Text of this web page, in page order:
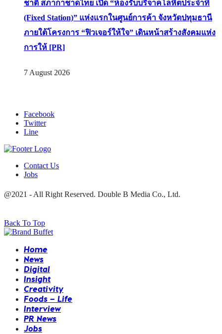
ชาติ สภากาชาดไทย เปิด “ห้องรับบริจาคโลหิตประจำที่
(Fixed Station)” แห่งแรกในศูนย์การค้า จังหวัดปทุมธานี
ภายใต้โครงการ “ฟิวเจอร์ให้ใจ” เดินหน้าสร้างสังคมแห่ง
การให้ [PR]
7 August 2026
Facebook
Twitter
Line
Contact Us
Jobs
@2021 - All Right Reserved. Double B Media Co., Ltd.
Back To Top
Home
News
Digital
Insight
Creativity
Foods – Life
Interview
PR News
Jobs